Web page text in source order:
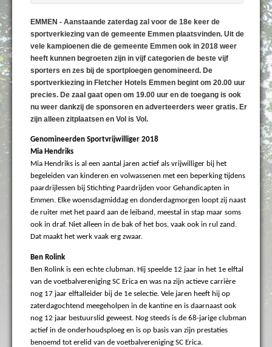
EMMEN - Aanstaande zaterdag zal voor de 18e keer de
sportverkiezing van de gemeente Emmen plaatsvinden. Uit de
vele kampioenen die de gemeente Emmen ook in 2018 weer
heeft kunnen begroeten zijn in vijf categorien de beste vijf
sporters en zes bij de sportploegen genomineerd. De
sportverkiezing in Fletcher Hotels Emmen begint om 20.00 uur
precies. De zaal gaat open om 19.00 uur en de toegang is ook
nu weer dankzij de sponsoren en adverteerders weer gratis. Er
zijn alleen zitplaatsen en Vol is Vol.
Genomineerden Sportvrijwilliger 2018
Mia Hendriks
Mia Hendriks is al een aantal jaren actief als vrijwilliger bij het
begeleiden van kinderen en volwassenen met een beperking tijdens
paardrijlessen bij Stichting Paardrijden voor Gehandicapten in
Emmen. Elke woensdagmiddag en donderdagmorgen loopt zij naast
de ruiter met het paard aan de leiband, meestal in stap maar soms
ook in draf. Niet alleen in de bak of het bos, vaak ook in rul zand.
Dat maakt het werk vaak erg zwaar.
Ben Rolink
Ben Rolink is een echte clubman. Hij speelde 12 jaar in het 1e elftal
van de voetbalvereniging SC Erica en was na zijn actieve carrière
nog 17 jaar elftalleider bij de 1e selectie. Vele jaren heeft hij op
zaterdagochtend meegeholpen in de kantine en is daarnaast ook
nog 12 jaar bestuurslid geweest. Nog steeds is de 68-jarige clubman
actief in de onderhoudsploeg en is op basis van zijn prestaties
benoemd tot erelid van de voetbalvereniging SC Erica.